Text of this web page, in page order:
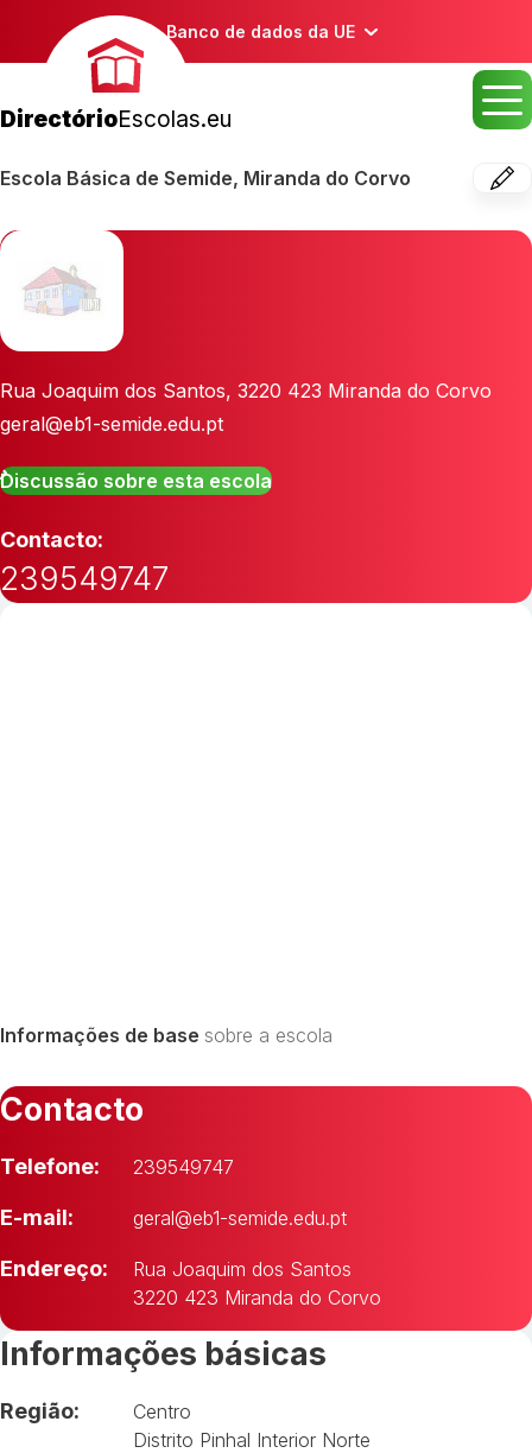
Banco de dados da UE
DirectórioEscolas.eu
Escola Básica de Semide, Miranda do Corvo
Rua Joaquim dos Santos, 3220 423 Miranda do Corvo
geral@eb1-semide.edu.pt
Discussão sobre esta escola
Contacto:
239549747
Informações de base sobre a escola
Contacto
Telefone: 239549747
E-mail: geral@eb1-semide.edu.pt
Endereço:
Rua Joaquim dos Santos
3220 423 Miranda do Corvo
Informações básicas
Região:
Centro
Distrito Pinhal Interior Norte